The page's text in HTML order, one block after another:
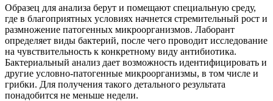
Образец для анализа берут и помещают специальную среду,
где в благоприятных условиях начнется стремительный рост и
размножение патогенных микроорганизмов. Лаборант
определяет виды бактерий, после чего проводит исследование
на чувствительность к конкретному виду антибиотика.
Бактериальный анализ дает возможность идентифицировать и
другие условно-патогенные микроорганизмы, в том числе и
грибки. Для получения такого детального результата
понадобится не меньше недели.